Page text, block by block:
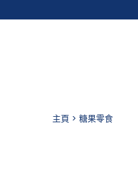
主頁 糖果零食